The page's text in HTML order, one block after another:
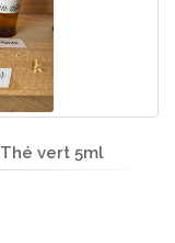
vert 5ml